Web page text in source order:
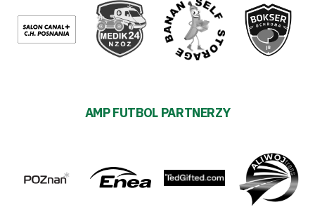
AMP FUTBOL PARTNERZY